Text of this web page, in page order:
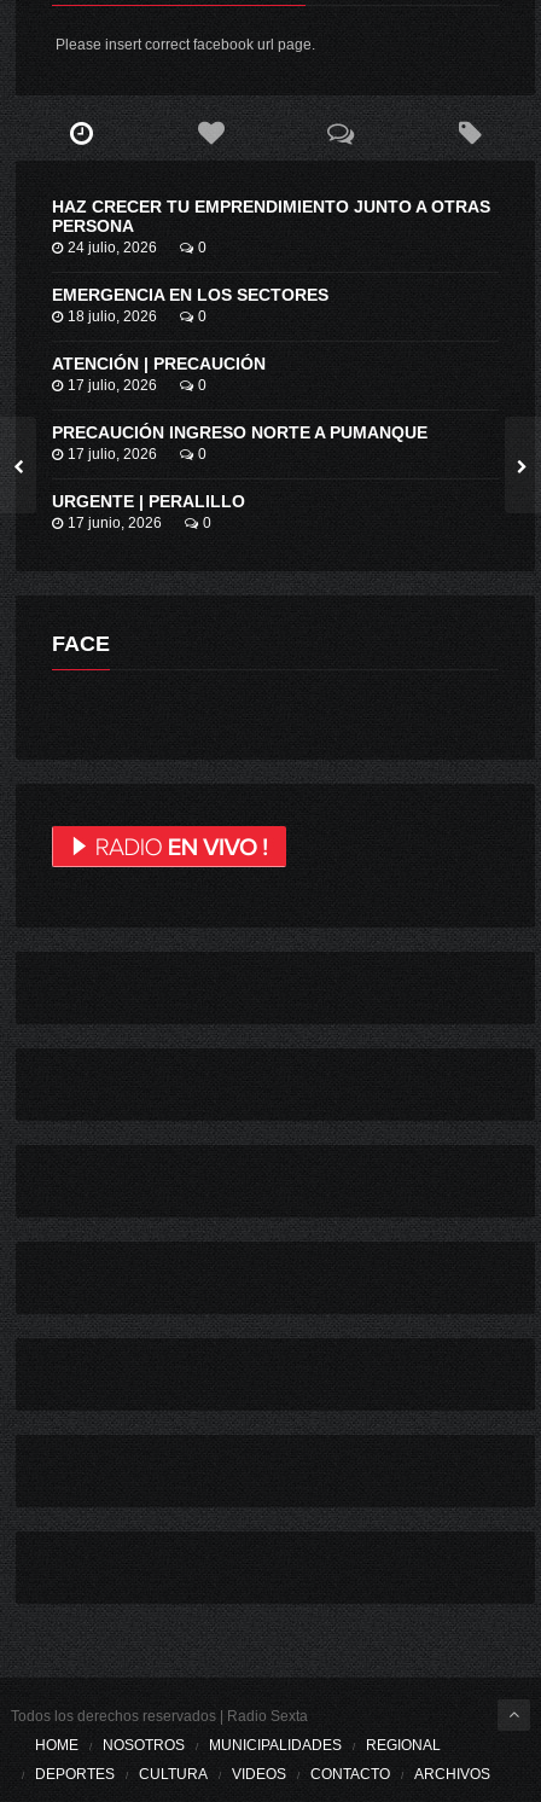
Please insert correct facebook url page.
HAZ CRECER TU EMPRENDIMIENTO JUNTO A OTRAS
PERSONA
24 julio, 2026 0
EMERGENCIA EN LOS SECTORES
18 julio, 2026 0
ATENCIÓN | PRECAUCIÓN
17 julio, 2026 0
PRECAUCIÓN INGRESO NORTE A PUMANQUE
17 julio, 2026 0
URGENTE | PERALILLO
17 junio, 2026 0
FACE
Todos los derechos reservados | Radio Sexta
HOME
NOSOTROS MUNICIPALIDADES
REGIONAL
DEPORTES
CULTURA VIDEOS CONTACTO ARCHIVOS